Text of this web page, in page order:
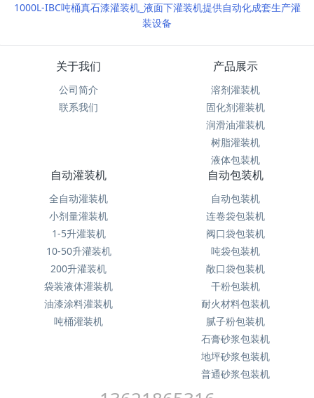
1000L-IBC吨桶真石漆灌装机_液面下灌装机提供自动化成套生产灌
装设备
关于我们
公司简介
联系我们
产品展示
溶剂灌装机
固化剂灌装机
润滑油灌装机
树脂灌装机
液体包装机
自动灌装机
全自动灌装机
小剂量灌装机
1-5升灌装机
10-50升灌装机
200升灌装机
袋装液体灌装机
油漆涂料灌装机
吨桶灌装机
自动包装机
自动包装机
连卷袋包装机
阀口袋包装机
吨袋包装机
敞口袋包装机
干粉包装机
耐火材料包装机
腻子粉包装机
石膏砂浆包装机
地坪砂浆包装机
普通砂浆包装机